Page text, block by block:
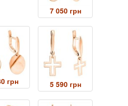
7 050 грн
грн 5 590 грн